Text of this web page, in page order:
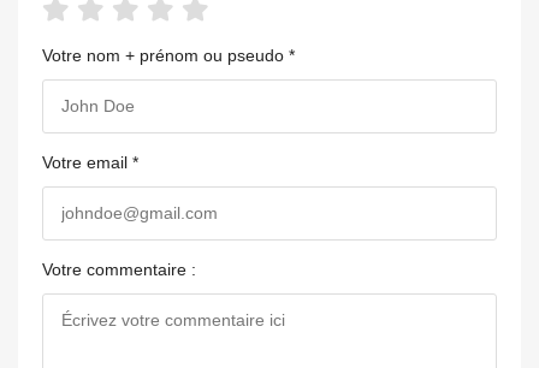
Votre nom + prénom ou pseudo *
Votre email *
Votre commentaire :